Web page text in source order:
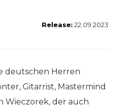
Release: 22.09.2023
deutschen Herren
Gitarrist, Mastermind
Wieczorek, der auch